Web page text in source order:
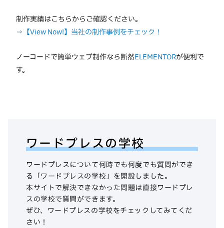
制作実績はこちらからご確認ください。
⇒【View Now!】当社の制作事例をチェック！
ノーコードで簡単ウェブ制作なら断然ELEMENTORが便利で
す。
ワードプレスの学校
ワードプレスについて何時でも何度でも質問ができ
る「ワードプレスの学校」を開設しました。
本サイトで解決できなかった問題は直接ワードプレ
スの学校で質問ができます。
ぜひ、ワードプレスの学校をチェックしてみてくだ
さい！